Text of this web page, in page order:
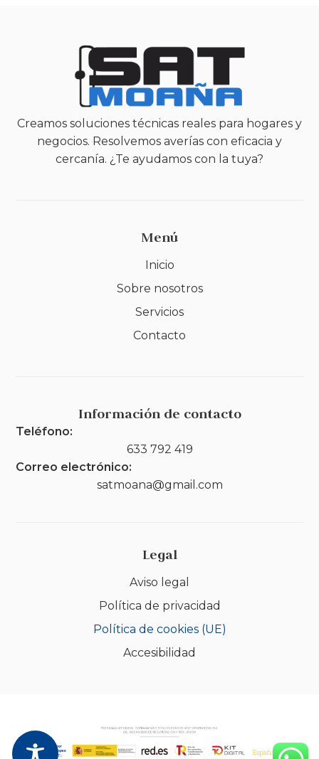
Creamos soluciones técnicas reales para hogares y
negocios. Resolvemos averías con eficacia y
cercanía. ¿Te ayudamos con la tuya?
Menú
Inicio
Sobre nosotros
Servicios
Contacto
Información de contacto
Teléfono:
633 792 419
Correo electrónico:
satmoana@gmail.com
Legal
Aviso legal
Política de privacidad
Política de cookies (UE)
Accesibilidad